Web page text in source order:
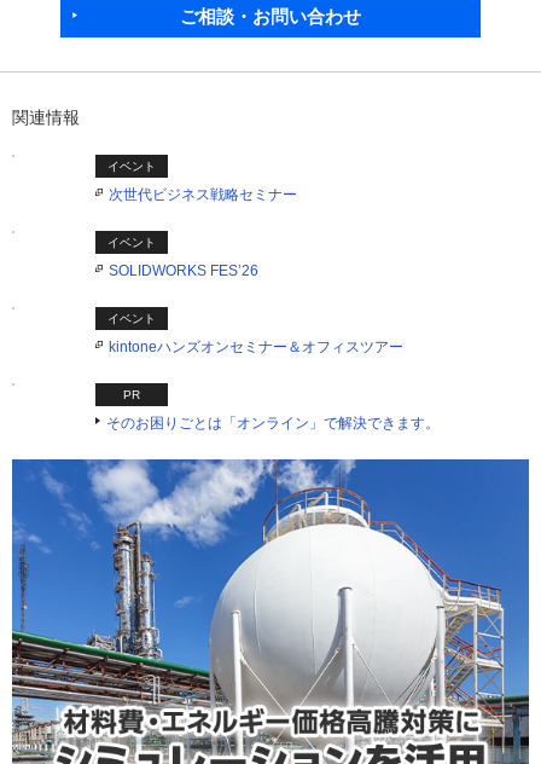
ご相談・お問い合わせ
関連情報
イベント
次世代ビジネス戦略セミナー
イベント
SOLIDWORKS FES’26
イベント
kintoneハンズオンセミナー＆オフィスツアー
PR
そのお困りごとは「オンライン」で解決できます。